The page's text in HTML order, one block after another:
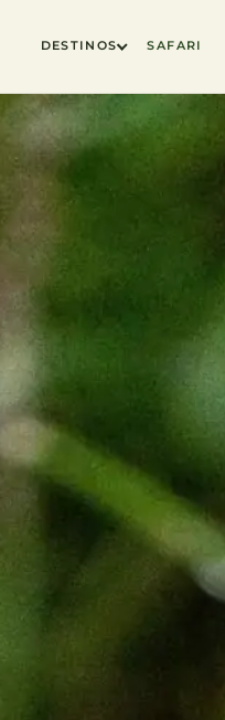
DESTINOS SAFARI